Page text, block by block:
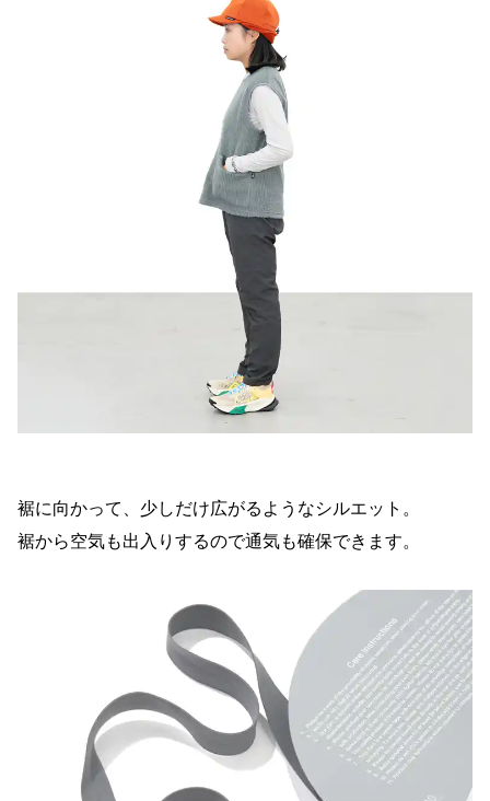
裾に向かって、少しだけ広がるようなシルエット。
裾から空気も出入りするので通気も確保できます。